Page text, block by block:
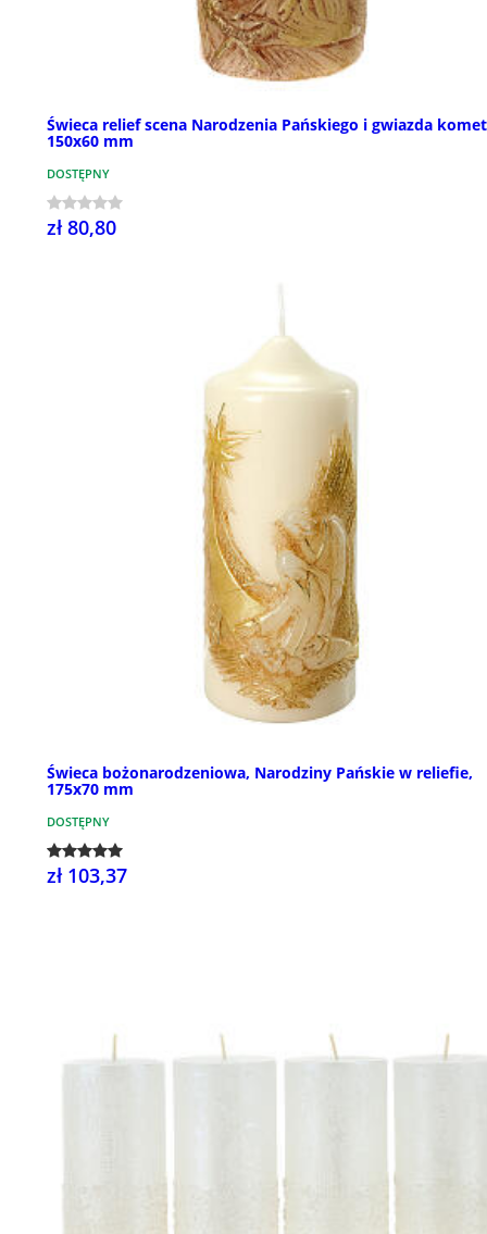
Świeca relief scena Narodzenia Pańskiego i gwiazda
150x60 mm
DOSTĘPNY
zł 80,80
Świeca bożonarodzeniowa, Narodziny Pańskie w reliefie,
175x70 mm
DOSTĘPNY
zł 103,37